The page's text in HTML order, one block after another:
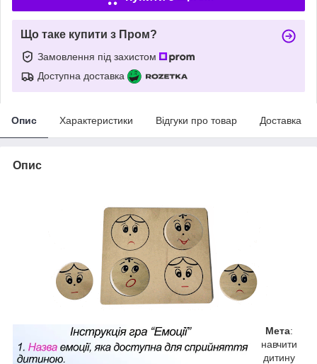
Що таке купити з Пром?
Замовлення під захистом
Доступна доставка
Опис Характеристики Відгуки про товар Доставка
Опис
Мета:
навчити
дитину